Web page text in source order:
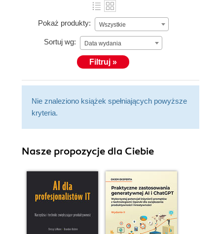
Pokaż produkty: Wszystkie
Sortuj wg: Data wydania
Filtruj »
Nie znaleziono książek spełniających powyższe
kryteria.
Nasze propozycje dla Ciebie